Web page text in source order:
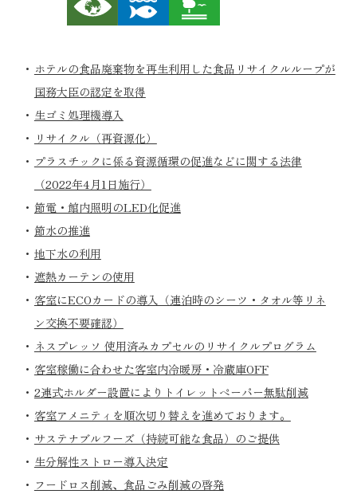
ホテルの食品廃棄物を再生利用した食品リサイクルループが
国務大臣の認定を取得
生ゴミ処理機導入
リサイクル（再資源化）
プラスチックに係る資源循環の促進などに関する法律
（2022年4月1日施行）
節電・館内照明のLED化促進
節水の推進
地下水の利用
遮熱カーテンの使用
客室にECOカードの導入（連泊時のシーツ・タオル等リネ
ン交換不要確認）
ネスプレッソ 使用済みカプセルのリサイクルプログラム
客室稼働に合わせた客室内冷暖房・冷蔵庫OFF
2連式ホルダー設置によりトイレットペーパー無駄削減
客室アメニティを順次切り替えを進めております。
サステナブルフーズ（持続可能な食品）のご提供
生分解性ストロー導入決定
フードロス削減、食品ごみ削減の啓発